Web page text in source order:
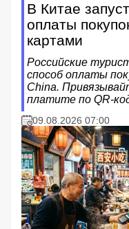
В Китае
оплаты
картами
Российские
способ оплаты
China.
платите по QR-
09.08.2026 07:00